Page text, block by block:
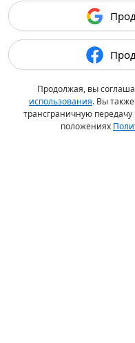
Продолжая, вы
использования. Вы
трансграничную
положениях